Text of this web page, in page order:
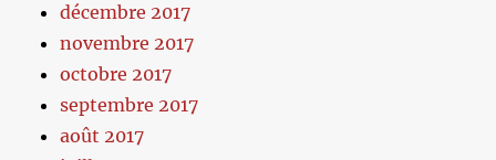
décembre 2017
novembre 2017
octobre 2017
septembre 2017
août 2017